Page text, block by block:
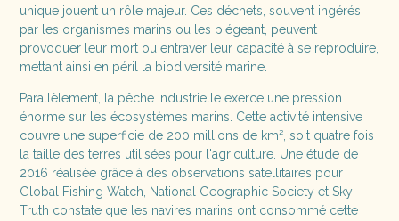
unique jouent un rôle majeur. Ces déchets, souvent ingérés
par les organismes marins ou les piégeant, peuvent
provoquer leur mort ou entraver leur capacité à se reproduire,
mettant ainsi en péril la biodiversité marine.
Parallèlement, la pêche industrielle exerce une pression
énorme sur les écosystèmes marins. Cette activité intensive
couvre une superficie de 200 millions de km², soit quatre fois
la taille des terres utilisées pour l'agriculture. Une étude de
2016 réalisée grâce à des observations satellitaires pour
Global Fishing Watch, National Geographic Society et Sky
Truth constate que les navires marins ont consommé cette